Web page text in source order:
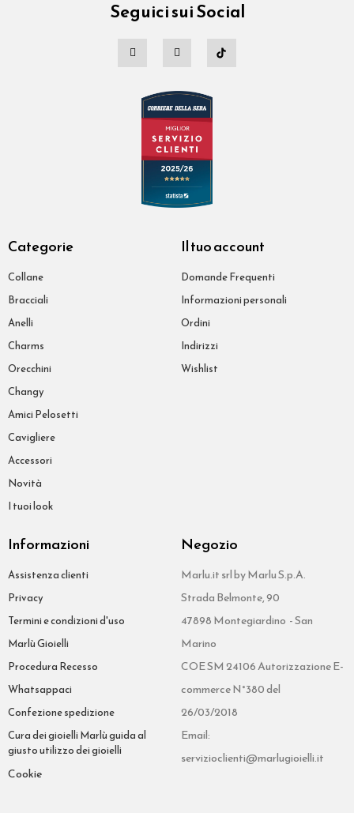
Seguici sui Social
Categorie
Collane
Bracciali
Anelli
Charms
Orecchini
Changy
Amici Pelosetti
Cavigliere
Accessori
Novità
I tuoi look
Il tuo account
Domande Frequenti
Informazioni personali
Ordini
Indirizzi
Wishlist
Informazioni
Assistenza clienti
Privacy
Termini e condizioni d'uso
Marlù Gioielli
Procedura Recesso
Whatsappaci
Confezione spedizione
Cura dei gioielli Marlù guida al
giusto utilizzo dei gioielli
Cookie
Negozio
Marlu.it srl by Marlu S.p.A.
Strada Belmonte, 90
47898 Montegiardino - San
Marino
COE SM 24106 Autorizzazione E-
commerce N°380 del
26/03/2018
Email:
servizioclienti@marlugioielli.it